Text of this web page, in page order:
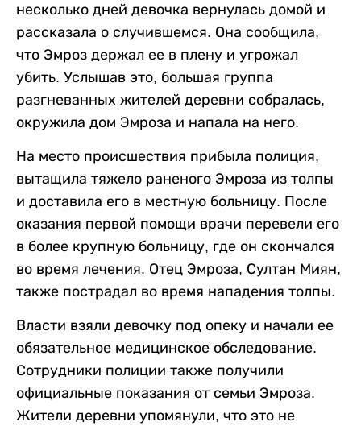
несколько дней девочка вернулась домой и
рассказала о случившемся. Она сообщила,
что Эмроз держал ее в плену и угрожал
убить. Услышав это, большая группа
разгневанных жителей деревни собралась,
окружила дом Эмроза и напала на него.
На место происшествия прибыла полиция,
вытащила тяжело раненого Эмроза из толпы
и доставила его в местную больницу. После
оказания первой помощи врачи перевели его
в более крупную больницу, где он скончался
во время лечения. Отец Эмроза, Султан Миян,
также пострадал во время нападения толпы.
Власти взяли девочку под опеку и начали ее
обязательное медицинское обследование.
Сотрудники полиции также получили
официальные показания от семьи Эмроза.
Жители деревни упомянули, что это не